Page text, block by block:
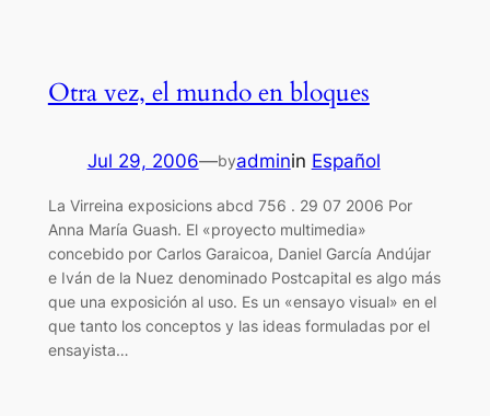
Otra vez, el mundo en bloques
Jul 29, 2006—byadminin Español
La Virreina exposicions abcd 756 . 29 07 2006 Por
Anna María Guash. El «proyecto multimedia»
concebido por Carlos Garaicoa, Daniel García Andújar
e Iván de la Nuez denominado Postcapital es algo más
que una exposición al uso. Es un «ensayo visual» en el
que tanto los conceptos y las ideas formuladas por el
ensayista…